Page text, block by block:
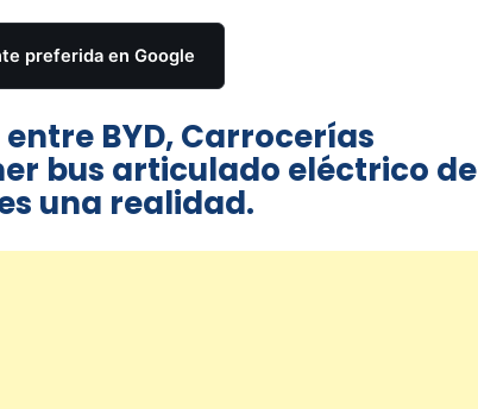
preferida en Google
BYD, Carrocerías
bus articulado eléctrico de
una realidad.